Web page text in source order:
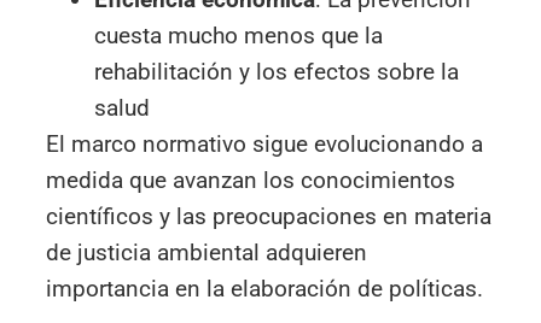
cuesta mucho menos que la
rehabilitación y los efectos sobre la
salud
El marco normativo sigue evolucionando a
medida que avanzan los conocimientos
científicos y las preocupaciones en materia
de justicia ambiental adquieren
importancia en la elaboración de políticas.